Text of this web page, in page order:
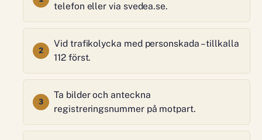
telefon eller via svedea.se.
Vid trafikolycka med personskada – tillkalla
112 först.
Ta bilder och anteckna
registreringsnummer på motpart.